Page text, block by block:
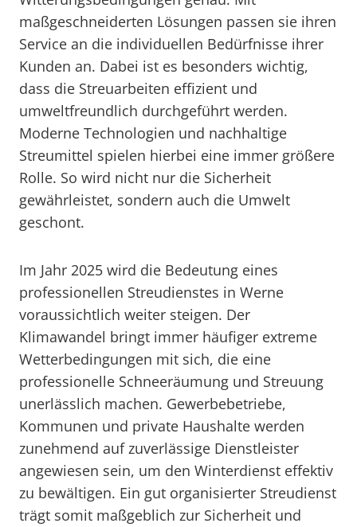
maßgeschneiderten Lösungen passen sie ihren
Service an die individuellen Bedürfnisse ihrer
Kunden an. Dabei ist es besonders wichtig,
dass die Streuarbeiten effizient und
umweltfreundlich durchgeführt werden.
Moderne Technologien und nachhaltige
Streumittel spielen hierbei eine immer größere
Rolle. So wird nicht nur die Sicherheit
gewährleistet, sondern auch die Umwelt
geschont.
Im Jahr 2025 wird die Bedeutung eines
professionellen Streudienstes in Werne
voraussichtlich weiter steigen. Der
Klimawandel bringt immer häufiger extreme
Wetterbedingungen mit sich, die eine
professionelle Schneeräumung und Streuung
unerlässlich machen. Gewerbebetriebe,
Kommunen und private Haushalte werden
zunehmend auf zuverlässige Dienstleister
angewiesen sein, um den Winterdienst effektiv
zu bewältigen. Ein gut organisierter Streudienst
trägt somit maßgeblich zur Sicherheit und